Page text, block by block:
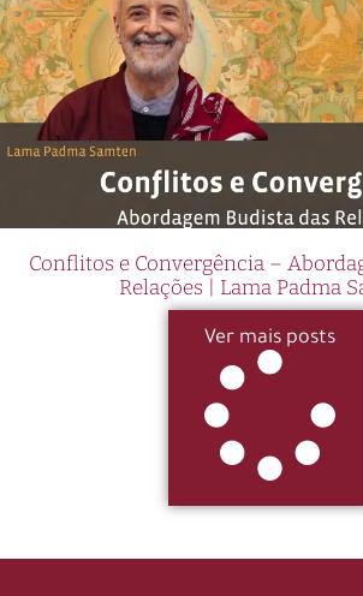
Conflitos e Convergência –
Relações | Lama Padma
Ver mais posts